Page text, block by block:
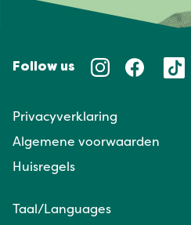
Follow us
Privacyverklaring
Algemene voorwaarden
Huisregels
Taal/Languages